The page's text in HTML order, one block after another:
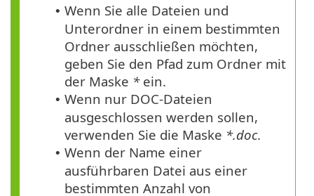
• Wenn Sie alle Dateien und
Unterordner in einem bestimmten
Ordner ausschließen möchten,
geben Sie den Pfad zum Ordner mit
der Maske *ein.
• Wenn nur DOC-Dateien
ausgeschlossen werden sollen,
verwenden Sie die Maske *.doc.
• Wenn der Name einer
ausführbaren Datei aus einer
bestimmten Anzahl von